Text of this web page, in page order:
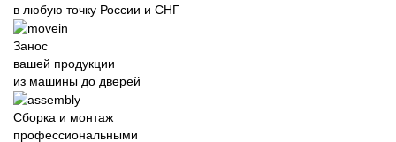
в любую точку России и СНГ
Занос
вашей продукции
из машины до дверей
Сборка и монтаж
профессиональными